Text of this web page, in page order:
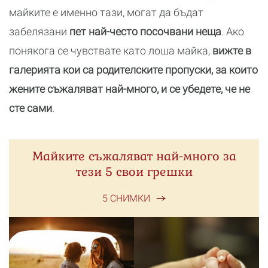
майките е именно тази, могат да бъдат
забелязани пет най-често посочвани неща. Ако
понякога се чувствате като лоша майка, вижте в
галерията кои са родителските пропуски, за които
жените съжаляват най-много, и се убедете, че не
сте сами.
Майките съжаляват най-много за
тези 5 свои грешки
5 СНИМКИ